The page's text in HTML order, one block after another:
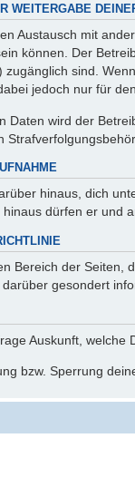
WEITERGABE
Austausch mit
können. Der
zugänglich sind.
jedoch nur für
Daten wird der
hinaus, dich
dürfen er und
Bereich der
gesondert
Auskunft, welche
bzw. Sperrung